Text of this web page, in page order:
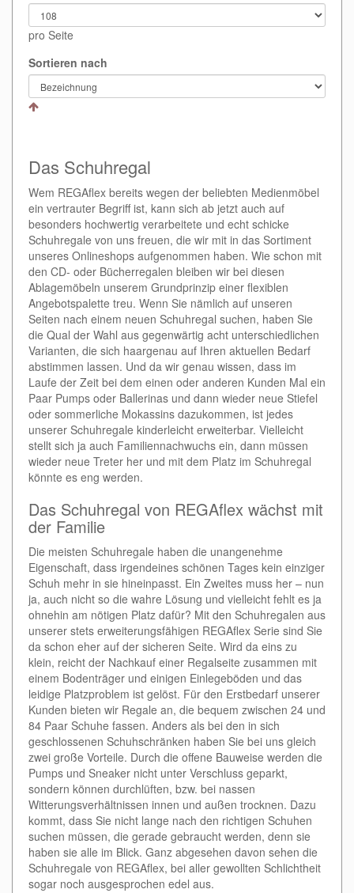
pro Seite
Sortieren nach
Das Schuhregal
Wem REGAflex bereits wegen der beliebten Medienmöbel
ein vertrauter Begriff ist, kann sich ab jetzt auch auf
besonders hochwertig verarbeitete und echt schicke
Schuhregale von uns freuen, die wir mit in das Sortiment
unseres Onlineshops aufgenommen haben. Wie schon mit
den CD- oder Bücherregalen bleiben wir bei diesen
Ablagemöbeln unserem Grundprinzip einer flexiblen
Angebotspalette treu. Wenn Sie nämlich auf unseren
Seiten nach einem neuen Schuhregal suchen, haben Sie
die Qual der Wahl aus gegenwärtig acht unterschiedlichen
Varianten, die sich haargenau auf Ihren aktuellen Bedarf
abstimmen lassen. Und da wir genau wissen, dass im
Laufe der Zeit bei dem einen oder anderen Kunden Mal ein
Paar Pumps oder Ballerinas und dann wieder neue Stiefel
oder sommerliche Mokassins dazukommen, ist jedes
unserer Schuhregale kinderleicht erweiterbar. Vielleicht
stellt sich ja auch Familiennachwuchs ein, dann müssen
wieder neue Treter her und mit dem Platz im Schuhregal
könnte es eng werden.
Das Schuhregal von REGAflex wächst mit
der Familie
Die meisten Schuhregale haben die unangenehme
Eigenschaft, dass irgendeines schönen Tages kein einziger
Schuh mehr in sie hineinpasst. Ein Zweites muss her – nun
ja, auch nicht so die wahre Lösung und vielleicht fehlt es ja
ohnehin am nötigen Platz dafür? Mit den Schuhregalen aus
unserer stets erweiterungsfähigen REGAflex Serie sind Sie
da schon eher auf der sicheren Seite. Wird da eins zu
klein, reicht der Nachkauf einer Regalseite zusammen mit
einem Bodenträger und einigen Einlegeböden und das
leidige Platzproblem ist gelöst. Für den Erstbedarf unserer
Kunden bieten wir Regale an, die bequem zwischen 24 und
84 Paar Schuhe fassen. Anders als bei den in sich
geschlossenen Schuhschränken haben Sie bei uns gleich
zwei große Vorteile. Durch die offene Bauweise werden die
Pumps und Sneaker nicht unter Verschluss geparkt,
sondern können durchlüften, bzw. bei nassen
Witterungsverhältnissen innen und außen trocknen. Dazu
kommt, dass Sie nicht lange nach den richtigen Schuhen
suchen müssen, die gerade gebraucht werden, denn sie
haben sie alle im Blick. Ganz abgesehen davon sehen die
Schuhregale von REGAflex, bei aller gewollten Schlichtheit
sogar noch ausgesprochen edel aus.